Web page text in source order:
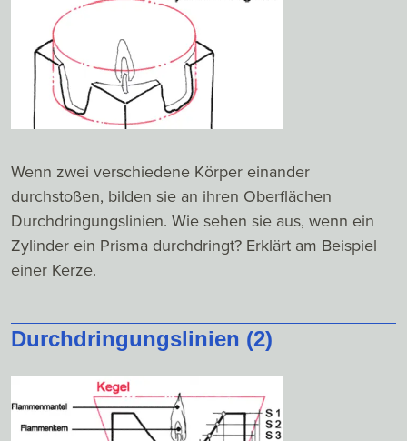
Wenn zwei verschiedene Körper einander
durchstoßen, bilden sie an ihren Oberflächen
Durchdringungslinien. Wie sehen sie aus, wenn ein
Zylinder ein Prisma durchdringt? Erklärt am Beispiel
einer Kerze.
Durchdringungslinien (2)